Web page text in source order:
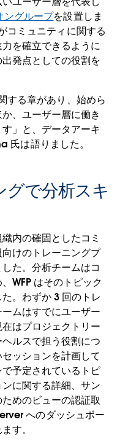
ングループを設置しま
コミュニティに関する
を確立できるように
発点としての役割を
する章があり、始めら
、ユーザー層に働き
」と、データアーキ
氏は語りました。
グで分析スキ
内の確固としたコミ
けのトレーニングプ
た。分析チームはコ
WFP はそのトピック
。わずか 3 回のトレ
ムはすでにユーザー
はプロジェクトリー
ルスで担う役割につ
ッションを計画して
予定されているトピ
に関する詳細、サン
めのビューの認証取
へのダッシュボー
す。